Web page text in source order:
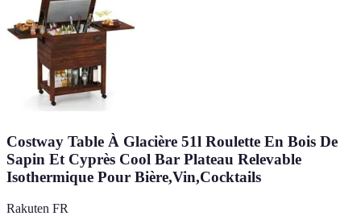
Costway Table À Glacière 51l Roulette En Bois De
Sapin Et Cyprès Cool Bar Plateau Relevable
Isothermique Pour Bière,Vin,Cocktails
Rakuten FR